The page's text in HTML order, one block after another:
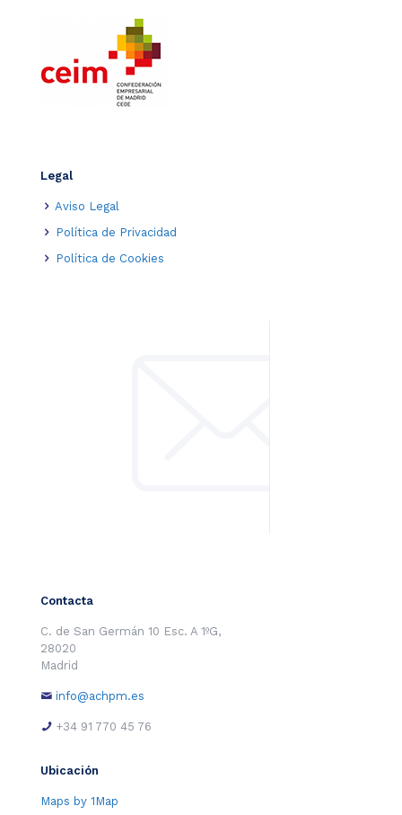
Legal
Aviso Legal
Política de Privacidad
Política de Cookies
Contacta
C. de San Germán 10 Esc. A 1ºG,
28020
Madrid
info@achpm.es
+34 91 770 45 76
Ubicación
Maps by 1Map